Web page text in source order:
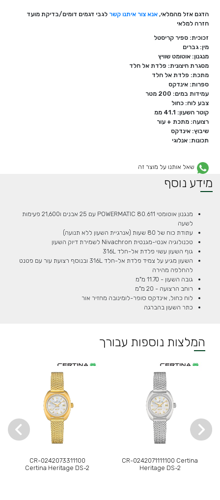
הדגם אזל מהמלאי,אנא צור איתנו קשר לגבי דגמים דומים/בדיקת מועד
חזרה למלאי
זכוכית: ספיר קריסטל
מין: גברים
מנגנון: אוטומט שוויץ
מסגרת חיצונית: פלדת אל חלד
מתכת: פלדת אל חלד
ספרות: אינדקס
עמידות במים: 200 מטר
צבע לוח: כחול
קוטר השעון: 41.1 ממ
רצועה: מתכת + עור
שיבוץ: אינדקס
תכונות: אנלוגי
שאל אותנו על מוצר זה
מידע נוסף
מנגנון אוטומטי POWERMATIC 80.611 עם 25 אבנים ו21,600 פעימות
לשעה
עתודת כוח של 80 שעות (אנרגיית השעון ללא תנועה)
טכנולוגיה אנטי-מגנטית Nivachron לשמירת דיוק השעון
גוף השעון עשוי פלדת אל-חלד 316L
השעון מגיע על צמיד פלדת אל-חלד 316L ובנוסף רצועת עור עם פטנט
להחלפה מהירה
גובה השעון - 11.70 מ"מ
רוחב הרצועה - 20 מ"מ
לוח כחול, אינדקס סופר-לומינובה מחזיר אור
כתר השעון בהברגה
המלצות נוספות עבורך
CR-0242071111100 Certina
Heritage DS-2
CR-0242073311100
Certina Heritage DS-2